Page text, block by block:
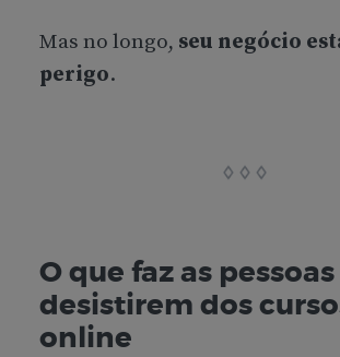
Mas no longo, seu negócio
perigo.
O que faz as pessoas
desistirem dos
online